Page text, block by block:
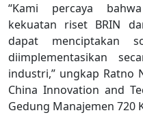
“Kami percaya
kekuatan riset BRIN
dapat menciptakan
diimplementasikan
industri,” ungkap Ratno
China Innovation and
Gedung Manajemen 720